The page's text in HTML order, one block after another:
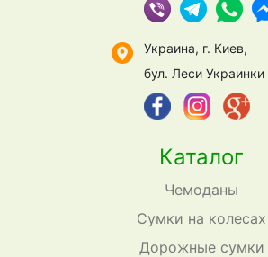
Каталог
Чемоданы
Сумки на колесах
Дорожные сумки
Украина, г. Киев,
бул. Леси Украинки